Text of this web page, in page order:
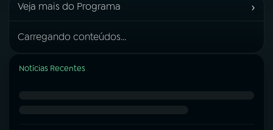
Veja mais do Programa ›
Carregando conteúdos...
Notícias Recentes